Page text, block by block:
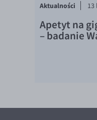
Aktualności 13
Apetyt na
– badanie